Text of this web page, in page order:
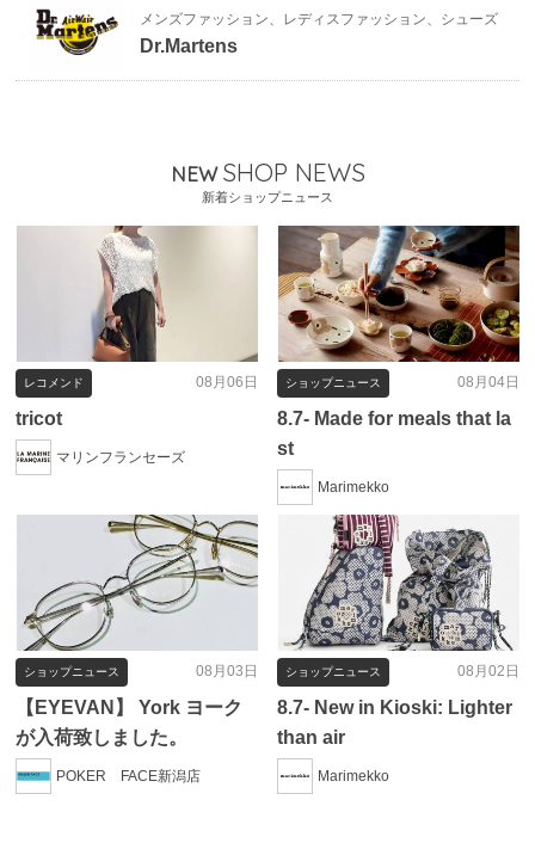
メンズファッション、レディスファッション、シューズ
Dr.Martens
NEW SHOP NEWS
新着ショップニュース
08月06日
レコメンド
tricot
マリンフランセーズ
08月04日
ショップニュース
8.7- Made for meals that la
st
Marimekko
08月03日
ショップニュース
【EYEVAN】 York ヨーク
が入荷致しました。
POKER FACE新潟店
08月02日
ショップニュース
8.7- New in Kioski: Lighter
than air
Marimekko